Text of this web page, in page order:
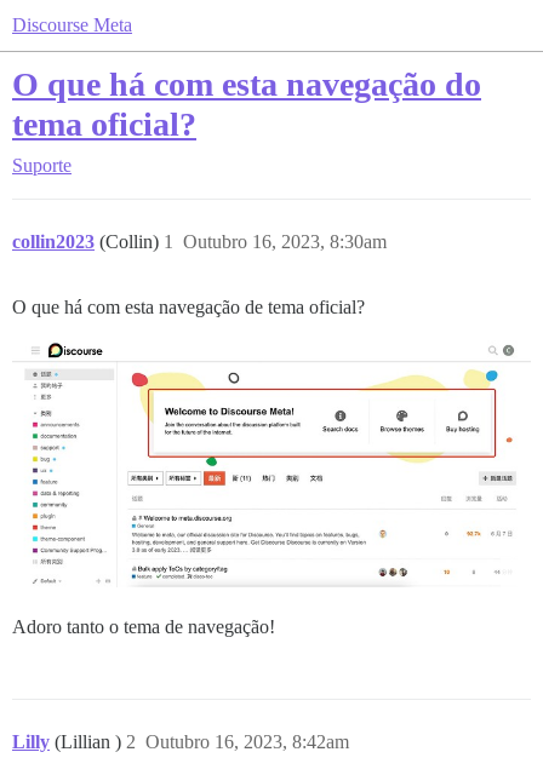
Discourse Meta
O que há com esta navegação do
tema oficial?
Suporte
collin2023 (Collin) Outubro 16, 2023, 8:30am
1
O que há com esta navegação de tema oficial?
Adoro tanto o tema de navegação!
Lilly (Lillian ) Outubro 16, 2023, 8:42am
2